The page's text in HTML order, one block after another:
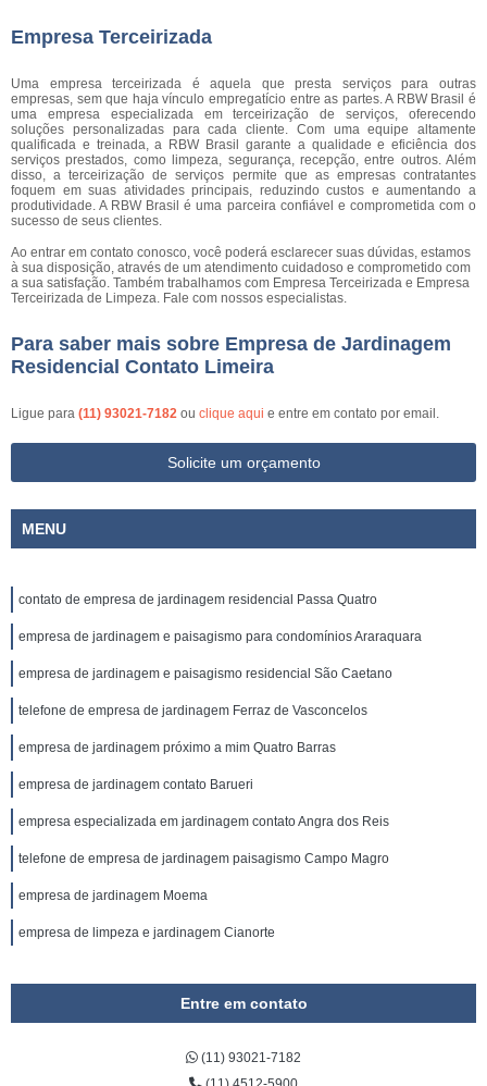
Empresa Terceirizada
Uma empresa terceirizada é aquela que presta serviços para outras
empresas, sem que haja vínculo empregatício entre as partes. A RBW Brasil é
uma empresa especializada em terceirização de serviços, oferecendo
soluções personalizadas para cada cliente. Com uma equipe altamente
qualificada e treinada, a RBW Brasil garante a qualidade e eficiência dos
serviços prestados, como limpeza, segurança, recepção, entre outros. Além
disso, a terceirização de serviços permite que as empresas contratantes
foquem em suas atividades principais, reduzindo custos e aumentando a
produtividade. A RBW Brasil é uma parceira confiável e comprometida com o
sucesso de seus clientes.
Ao entrar em contato conosco, você poderá esclarecer suas dúvidas, estamos
à sua disposição, através de um atendimento cuidadoso e comprometido com
a sua satisfação. Também trabalhamos com Empresa Terceirizada e Empresa
Terceirizada de Limpeza. Fale com nossos especialistas.
Para saber mais sobre Empresa de Jardinagem
Residencial Contato Limeira
Ligue para (11) 93021-7182 ou clique aqui e entre em contato por email.
Solicite um orçamento
MENU
contato de empresa de jardinagem residencial Passa Quatro
empresa de jardinagem e paisagismo para condomínios Araraquara
empresa de jardinagem e paisagismo residencial São Caetano
telefone de empresa de jardinagem Ferraz de Vasconcelos
empresa de jardinagem próximo a mim Quatro Barras
empresa de jardinagem contato Barueri
empresa especializada em jardinagem contato Angra dos Reis
telefone de empresa de jardinagem paisagismo Campo Magro
empresa de jardinagem Moema
empresa de limpeza e jardinagem Cianorte
Entre em contato
(11) 93021-7182